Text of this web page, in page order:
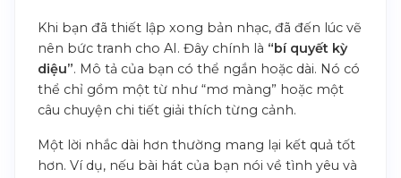
Khi bạn đã thiết lập xong bản nhạc, đã đến lúc vẽ
nên bức tranh cho AI. Đây chính là “bí quyết kỳ
diệu”. Mô tả của bạn có thể ngắn hoặc dài. Nó có
thể chỉ gồm một từ như “mơ màng” hoặc một
câu chuyện chi tiết giải thích từng cảnh.
Một lời nhắc dài hơn thường mang lại kết quả tốt
hơn. Ví dụ, nếu bài hát của bạn nói về tình yêu và